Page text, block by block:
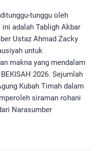
tunggu oleh
adalah Tabligh Akbar
Ustaz Ahmad Zacky
untuk
makna yang mendalam
2026. Sejumlah
Kubah Timah dalam
siraman rohani
Narasumber